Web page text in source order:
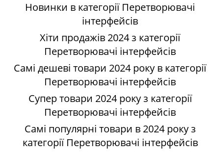
Новинки в категорії Перетворювачі
інтерфейсів
Хіти продажів 2024 з категорії
Перетворювачі інтерфейсів
Самі дешеві товари 2024 року в категорії
Перетворювачі інтерфейсів
Супер товари 2024 року з категорії
Перетворювачі інтерфейсів
Самі популярні товари в 2024 року з
категорії Перетворювачі інтерфейсів